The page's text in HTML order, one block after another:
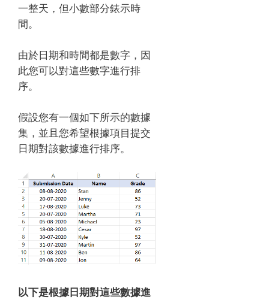
一整天，但小數部分錶示時
間。
由於日期和時間都是數字，因
此您可以對這些數字進行排
序。
假設您有一個如下所示的數據
集，並且您希望根據項目提交
日期對該數據進行排序。
以下是根據日期對這些數據進